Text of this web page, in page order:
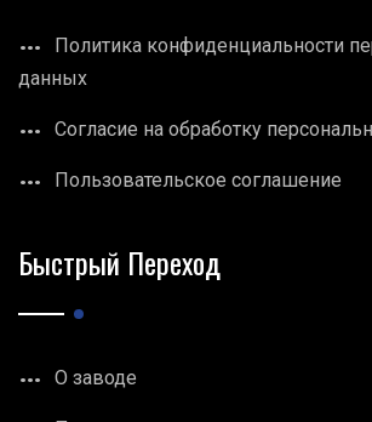
Политика конфиденциальности
данных
Согласие на обработку
Пользовательское соглашение
Быстрый Переход
О заводе